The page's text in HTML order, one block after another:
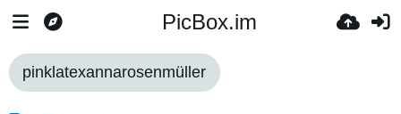
PicBox.im
pinklatexannarosenmüller